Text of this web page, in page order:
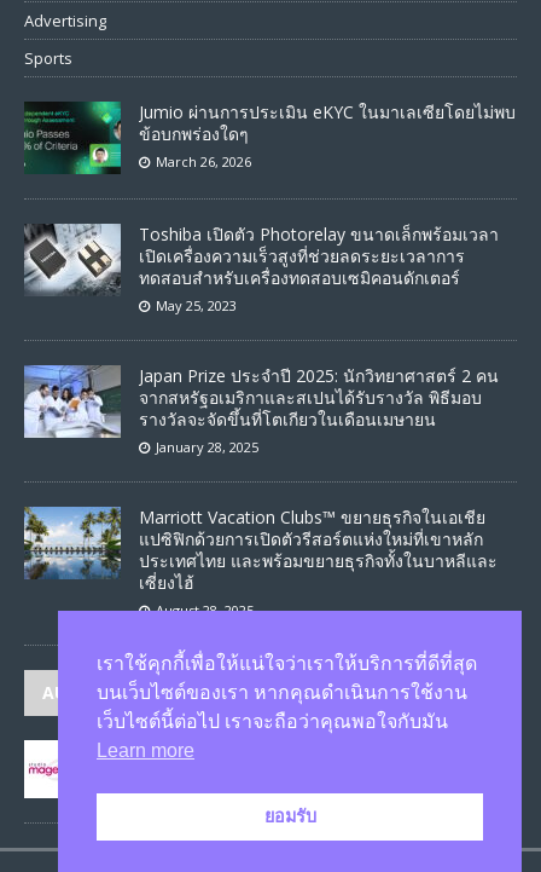
Advertising
Sports
Jumio ผ่านการประเมิน eKYC ในมาเลเซียโดยไม่พบ
ข้อบกพร่องใดๆ
March 26, 2026
Toshiba เปิดตัว Photorelay ขนาดเล็กพร้อมเวลา
เปิดเครื่องความเร็วสูงที่ช่วยลดระยะเวลาการ
ทดสอบสำหรับเครื่องทดสอบเซมิคอนดักเตอร์
May 25, 2023
Japan Prize ประจำปี 2025: นักวิทยาศาสตร์ 2 คน
จากสหรัฐอเมริกาและสเปนได้รับรางวัล พิธีมอบ
รางวัลจะจัดขึ้นที่โตเกียวในเดือนเมษายน
January 28, 2025
Marriott Vacation Clubs™ ขยายธุรกิจในเอเชีย
แปซิฟิกด้วยการเปิดตัวรีสอร์ตแห่งใหม่ที่เขาหลัก
ประเทศไทย และพร้อมขยายธุรกิจทั้งในบาหลีและ
เซี่ยงไฮ้
August 28, 2025
AUTHORS
JASON
เราใช้คุกกี้เพื่อให้แน่ใจว่าเราให้บริการที่ดีที่สุด
บนเว็บไซต์ของเรา หากคุณดำเนินการใช้งาน
เว็บไซต์นี้ต่อไป เราจะถือว่าคุณพอใจกับมัน
Learn more
ยอมรับ